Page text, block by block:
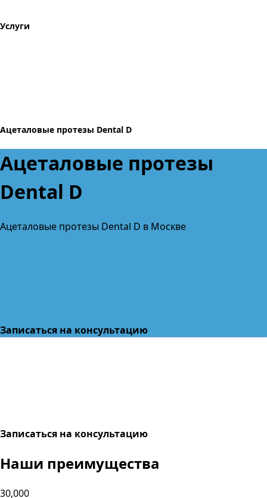
Услуги
Ацеталовые протезы Dental D
Ацеталовые протезы
Dental D
Ацеталовые протезы Dental D в Москве
Записаться на консультацию
Записаться на консультацию
Наши преимущества
30,000